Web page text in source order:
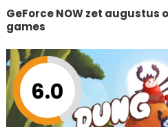
GeForce NOW zet augustus
games
6.0